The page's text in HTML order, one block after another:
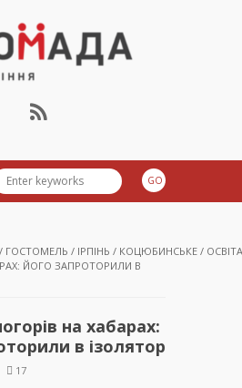
Приірпіння
/ ГОСТОМЕЛЬ / ІРПІНЬ / КОЦЮБИНСЬКЕ / ОСВІТА
ЙОГО ЗАПРОТОРИЛИ В
на хабарах:
в ізолятор
17